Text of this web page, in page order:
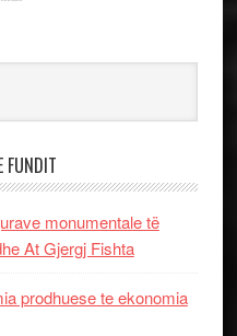
FUNDIT
monumentale të
At Gjergj Fishta
prodhuese te ekonomia